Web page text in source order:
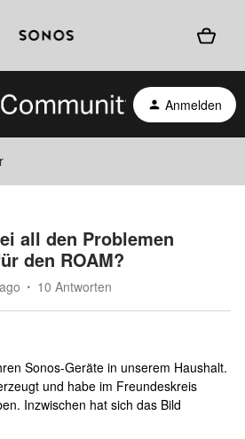
Anmelden
all den Problemen
den ROAM?
10 Antworten
Sonos-Geräte in unserem Haushalt.
und habe im Freundeskreis
Inzwischen hat sich das Bild